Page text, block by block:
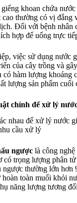
khoan chứa
thường có vị
Đối với bệnh nhân
hợp để uống trực
việc sử dụng nước
của cây trồng và
hàm lượng khoáng
lượng sản phẩm cuối
chính để xử lý
nhau để xử lý nước
cầu xử lý
ngược là công
có trọng lượng phân
ngược thường lớn
toàn muối khỏi
năng lượng tương